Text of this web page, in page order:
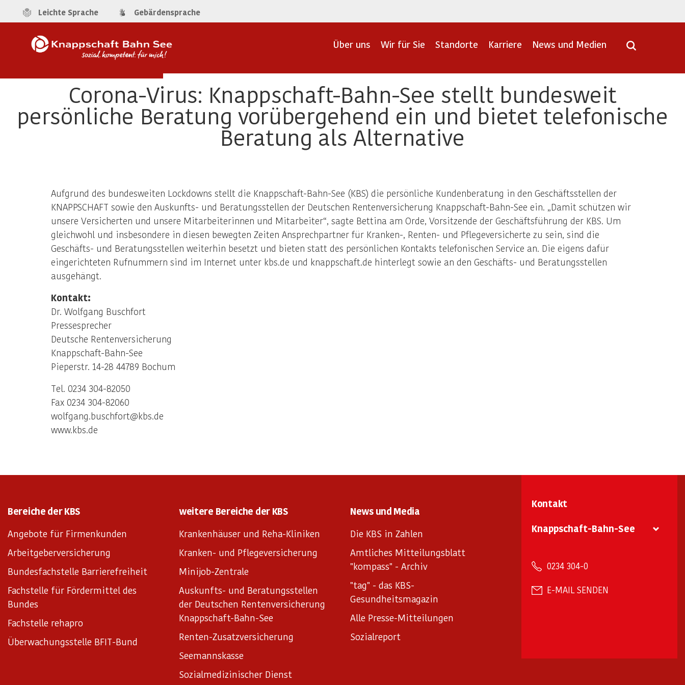
Leichte Sprache Gebärdensprache
Über uns Wir für Sie Standorte Karriere News und Medien
Corona-Virus: Knappschaft-Bahn-See stellt bundesweit
persönliche Beratung vorübergehend ein und bietet telefonische
Beratung als Alternative
Aufgrund des bundesweiten Lockdowns stellt die Knappschaft-Bahn-See (KBS) die persönliche Kundenberatung in den Geschäftsstellen der
KNAPPSCHAFT sowie den Auskunfts- und Beratungsstellen der Deutschen Rentenversicherung Knappschaft-Bahn-See ein. „Damit schützen wir
unsere Versicherten und unsere Mitarbeiterinnen und Mitarbeiter“, sagte Bettina am Orde, Vorsitzende der Geschäftsführung der KBS. Um
gleichwohl und insbesondere in diesen bewegten Zeiten Ansprechpartner für Kranken-, Renten- und Pflegeversicherte zu sein, sind die
Geschäfts- und Beratungsstellen weiterhin besetzt und bieten statt des persönlichen Kontakts telefonischen Service an. Die eigens dafür
eingerichteten Rufnummern sind im Internet unter kbs.de und knappschaft.de hinterlegt sowie an den Geschäfts- und Beratungsstellen
ausgehängt.
Kontakt:
Dr. Wolfgang Buschfort
Pressesprecher
Deutsche Rentenversicherung
Knappschaft-Bahn-See
Pieperstr. 14-28 44789 Bochum
Tel. 0234 304-82050
Fax 0234 304-82060
wolfgang.buschfort@kbs.de
www.kbs.de
Bereiche der KBS
Angebote für Firmenkunden
Arbeitgeberversicherung
Bundesfachstelle Barrierefreiheit
Fachstelle für Fördermittel des
Bundes
Fachstelle rehapro
Überwachungsstelle BFIT-Bund
weitere Bereiche der KBS
Krankenhäuser und Reha-Kliniken
Kranken- und Pflegeversicherung
Minijob-Zentrale
Auskunfts- und Beratungsstellen
der Deutschen Rentenversicherung
Knappschaft-Bahn-See
Renten-Zusatzversicherung
Seemannskasse
Sozialmedizinischer Dienst
News und Media
Die KBS in Zahlen
Amtliches Mitteilungsblatt
"kompass" - Archiv
"tag" - das KBS-
Gesundheitsmagazin
Alle Presse-Mitteilungen
Sozialreport
Kontakt
Knappschaft-Bahn-See
0234 304-0
E-MAIL SENDEN